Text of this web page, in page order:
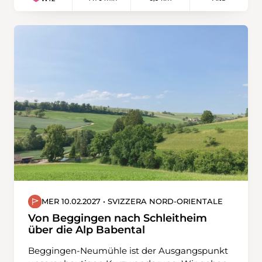
die Berner Alpen belohnt. Weiter geht es zum
Mittagsrast einlegen. Anschliessend führt uns
MER 10.02.2027 • SVIZZERA NORD-ORIENTALE
Von Beggingen nach Schleitheim
über die Alp Babental
Beggingen-Neumühle ist der Ausgangspunkt